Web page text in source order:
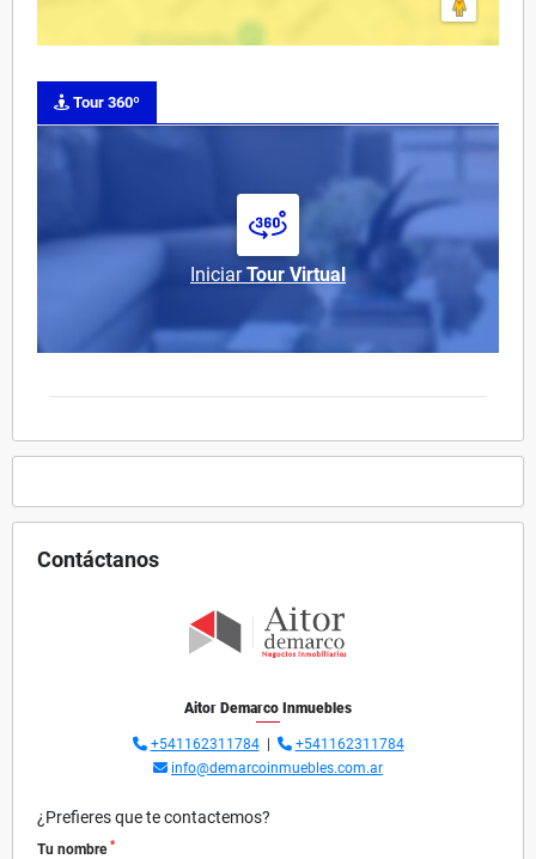
Tour 360º
IniciarTour Virtual
Contáctanos
Aitor Demarco Inmuebles
+541162311784|
+541162311784
info@demarcoinmuebles.com.ar
¿Prefieres que te contactemos?
Tu nombre *